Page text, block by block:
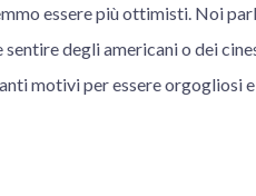
essere più ottimisti. Noi
degli americani o dei
motivi per essere orgogliosi